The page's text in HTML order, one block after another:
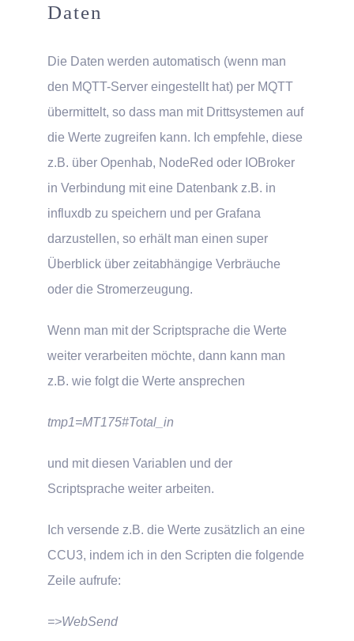
Daten
Die Daten werden automatisch (wenn man
den MQTT-Server eingestellt hat) per MQTT
übermittelt, so dass man mit Drittsystemen auf
die Werte zugreifen kann. Ich empfehle, diese
z.B. über Openhab, NodeRed oder IOBroker
in Verbindung mit eine Datenbank z.B. in
influxdb zu speichern und per Grafana
darzustellen, so erhält man einen super
Überblick über zeitabhängige Verbräuche
oder die Stromerzeugung.
Wenn man mit der Scriptsprache die Werte
weiter verarbeiten möchte, dann kann man
z.B. wie folgt die Werte ansprechen
tmp1=MT175#Total_in
und mit diesen Variablen und der
Scriptsprache weiter arbeiten.
Ich versende z.B. die Werte zusätzlich an eine
CCU3, indem ich in den Scripten die folgende
Zeile aufrufe:
=>WebSend